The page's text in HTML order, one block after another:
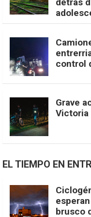
detrás
control
Grave
Victoria
EL TIEMPO EN
brusco